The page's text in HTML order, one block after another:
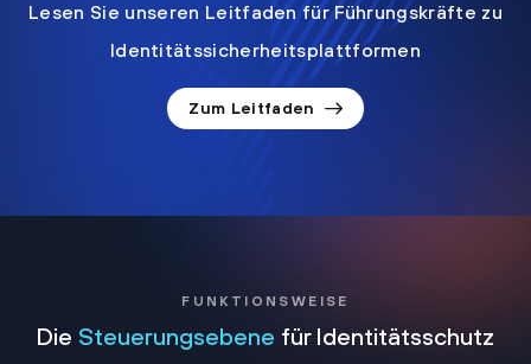
Lesen Sie unseren Leitfaden für Führungskräfte zu
Identitätssicherheitsplattformen
Zum Leitfaden
FUNKTIONSWEISE
Die Steuerungsebene für Identitätsschutz